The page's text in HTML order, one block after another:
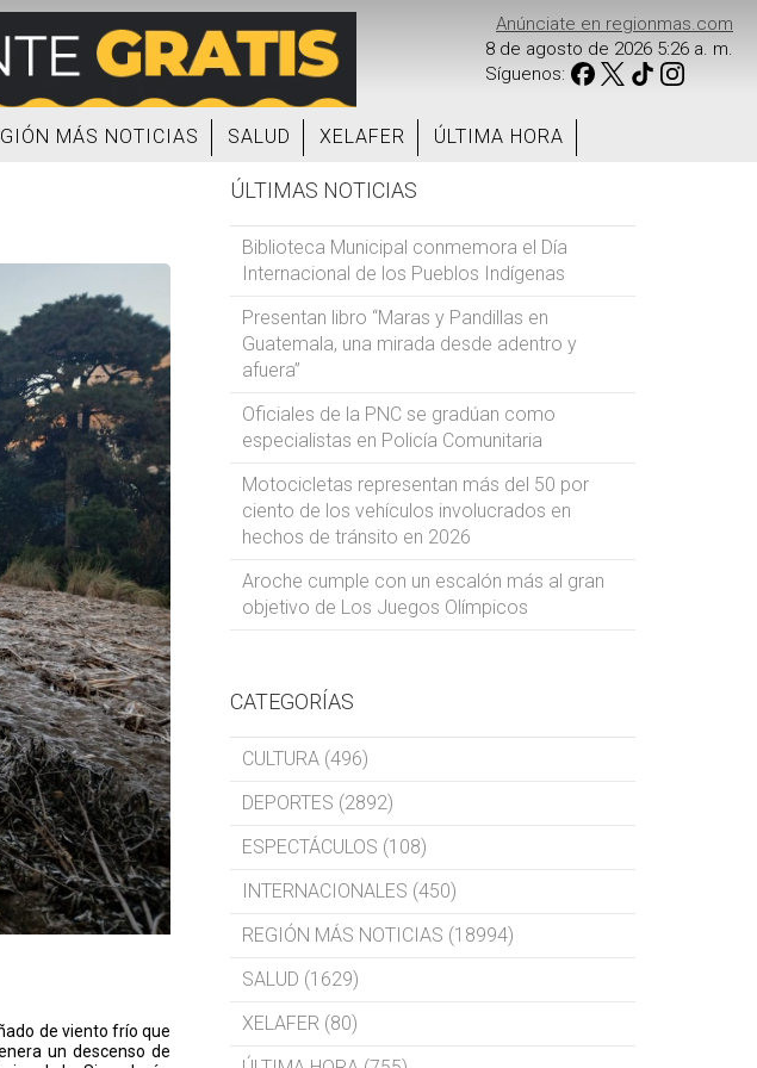
Anúnciate en regionmas.com
8 de agosto de 2026 5:26 a. m.
Síguenos:
MÁS NOTICIAS SALUD XELAFER ÚLTIMA HORA
de viento frío que
un descenso de
ÚLTIMAS NOTICIAS
Biblioteca Municipal conmemora el Día
Internacional de los Pueblos Indígenas
Presentan libro “Maras y Pandillas en
Guatemala, una mirada desde adentro y
afuera”
Oficiales de la PNC se gradúan como
especialistas en Policía Comunitaria
Motocicletas representan más del 50 por
ciento de los vehículos involucrados en
hechos de tránsito en 2026
Aroche cumple con un escalón más al gran
objetivo de Los Juegos Olímpicos
CATEGORÍAS
CULTURA (496)
DEPORTES (2892)
ESPECTÁCULOS (108)
INTERNACIONALES (450)
REGIÓN MÁS NOTICIAS (18994)
SALUD (1629)
XELAFER (80)